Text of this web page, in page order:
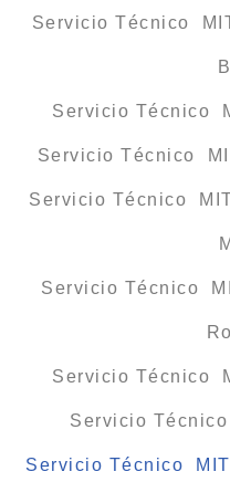
Servicio Técnico
Servicio Técnico
Servicio Técnico
Servicio Técnico
Servicio Técnico
Servicio Técnico
Servicio
Servicio Técnico